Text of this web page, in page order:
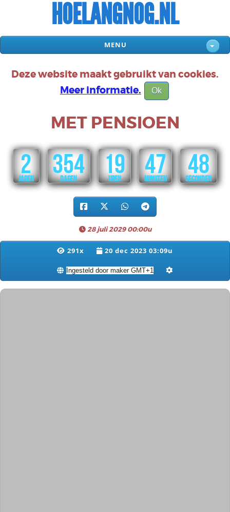
HOELANGNOG.NL
MENU
Deze website maakt gebruikt van cookies.
Meer informatie.
Ok
MET PENSIOEN
2
JAREN
354
DAGEN
19
UREN
47
MINUTEN
48
SECONDEN
28 juli 2029 00:00u
291x 20 dec 2023 03:09u